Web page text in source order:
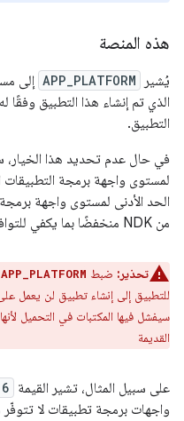
هذه المنصة
يُشير APP_PLATFORM
الذي تم إنشاء هذا التطبيق وفقًا
التطبيق.
الحد الأدنى لمستوى واجهة
من NDK منخفضًا بما يكفي للتوافق مع جميع الأجهزة النشطة تقريبًا.
تحذير: ضبط APP_PLATFORM
للتطبيق إلى إنشاء تطبيق لن يعمل
سيفشل فيها المكتبات في التحميل
القديمة
على سبيل المثال، تشير القيمة
واجهات برمجة تطبيقات لا